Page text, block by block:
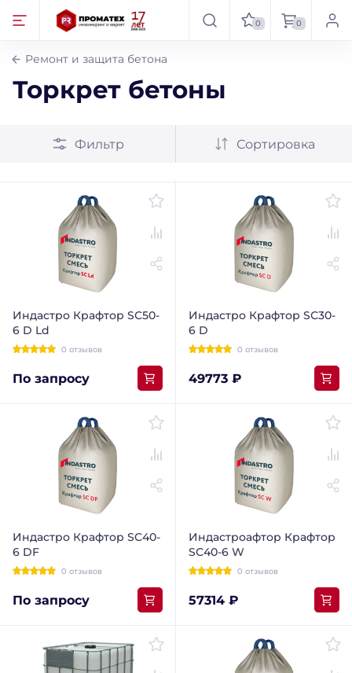
0 0
Ремонт и защита бетона
Торкрет бетоны
Фильтр Сортировка
Индастро Крафтор SС50-
6 D Ld
0 отзывов
По запросу
Индастро Крафтор SС30-
6 D
0 отзывов
49773 ₽
Индастро Крафтор SC40-
6 DF
0 отзывов
По запросу
Индастроафтор Крафтор
SС40-6 W
0 отзывов
57314 ₽